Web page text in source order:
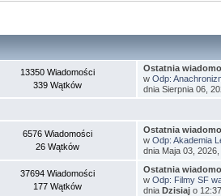
13350 Wiadomości
339 Wątków
Ostatnia
wOdp:
dnia Sierpnia 06,
6576 Wiadomości
26 Wątków
Ostatnia
wOdp: Akademia
dnia Maja 03,
37694 Wiadomości
177 Wątków
Ostatnia
wOdp: Filmy SF
dniaDzisiaj o